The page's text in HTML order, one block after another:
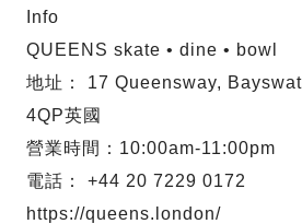
Info
QUEENS skate • dine • bowl
地址： 17 Queensway,
4QP英國
營業時間：10:00am-11:00pm
電話： +44 20 7229 0172
https://queens.london/